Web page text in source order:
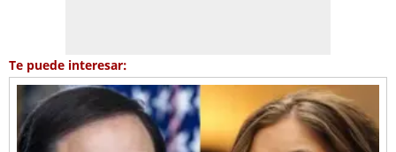
Te puede interesar: